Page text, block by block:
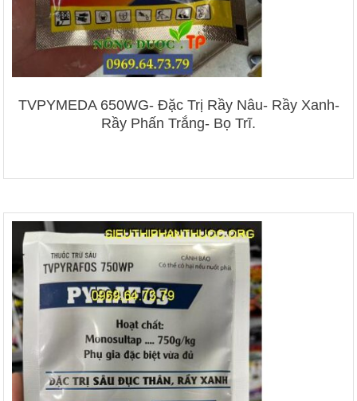
TVPYMEDA 650WG- Đặc Trị Rầy Nâu- Rầy Xanh-
Rầy Phấn Trắng- Bọ Trĩ.